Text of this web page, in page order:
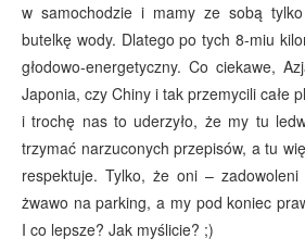
w samochodzie i mamy ze sobą tylko
butelkę wody. Dlatego po tych 8-miu
głodowo-energetyczny. Co ciekawe,
Japonia, czy Chiny i tak przemycili całe
i trochę nas to uderzyło, że my tu
trzymać narzuconych przepisów, a tu
respektuje. Tylko, że oni –
żwawo na parking, a my pod koniec
I co lepsze? Jak myślicie? ;)